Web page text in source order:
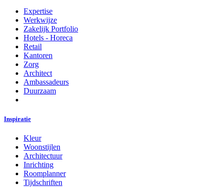
Expertise
Werkwijze
Zakelijk Portfolio
Hotels - Horeca
Retail
Kantoren
Zorg
Architect
Ambassadeurs
Duurzaam
Inspiratie
Kleur
Woonstijlen
Architectuur
Inrichting
Roomplanner
Tijdschriften